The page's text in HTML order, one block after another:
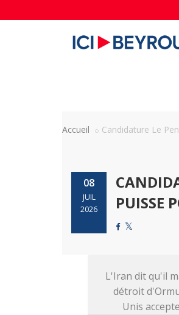
Accueil Candidature Le
08
JUIL
2026
PUISSE
L'Iran dit qu'il
détroit
Unis